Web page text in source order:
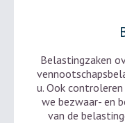
Belastingzaken
u. Ook
we bezwaar- en
van de